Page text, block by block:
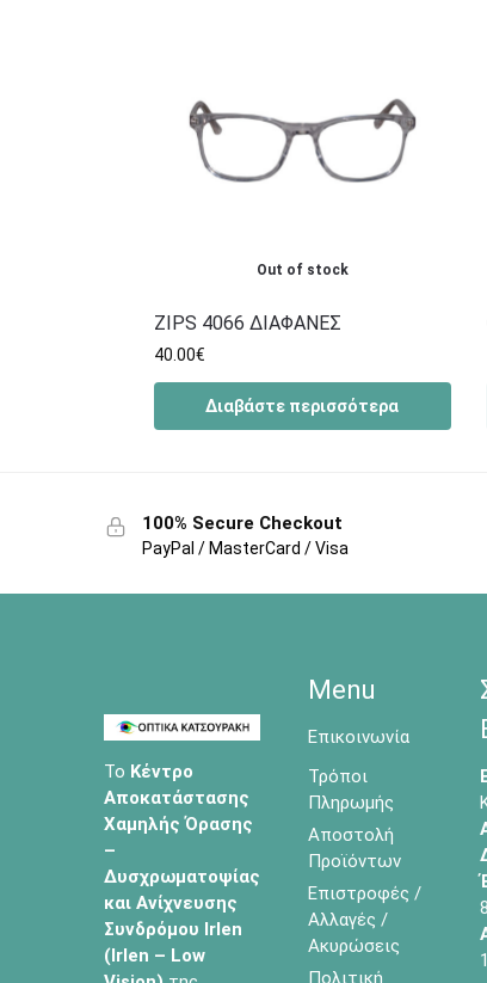
Out of stock
ZIPS 4066 ΔΙΑΦΑΝΕΣ
40.00€
Διαβάστε περισσότερα
100% Secure Checkout
PayPal / MasterCard / Visa
Το Κέντρο
Αποκατάστασης
Χαμηλής Όρασης
–
Δυσχρωματοψίας
και Ανίχνευσης
Συνδρόμου Irlen
(Irlen – Low
Menu
Επικοινωνία
Τρόποι
Πληρωμής
Αποστολή
Προϊόντων
Επιστροφές /
Αλλαγές /
Ακυρώσεις
Πολιτική